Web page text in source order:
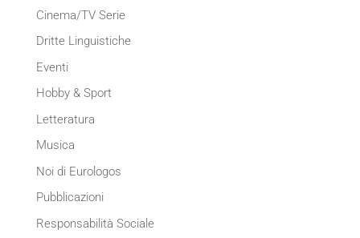
Cinema/TV Serie
Dritte Linguistiche
Eventi
Hobby & Sport
Letteratura
Musica
Noi di Eurologos
Pubblicazioni
Responsabilità Sociale